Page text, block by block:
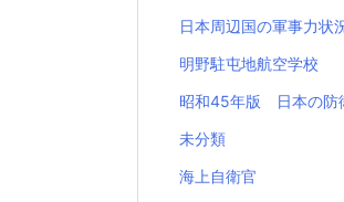
日本周辺国の軍事力状
明野駐屯地航空学校
昭和45年版 日本の防
未分類
海上自衛官